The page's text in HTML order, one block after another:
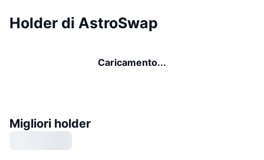
Holder di AstroSwap
Caricamento...
Migliori holder